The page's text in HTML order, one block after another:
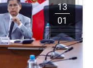
13
01